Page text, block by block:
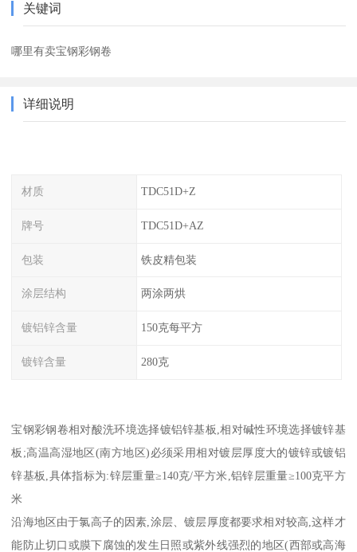
关键词
哪里有卖宝钢彩钢卷
详细说明
材质 TDC51D+Z
牌号 TDC51D+AZ
包装 铁皮精包装
涂层结构 两涂两烘
镀铝锌含量 150克每平方
镀锌含量 280克
宝钢彩钢卷相对酸洗环境选择镀铝锌基板,相对碱性环境选择镀锌基
板;高温高湿地区(南方地区)必须采用相对镀层厚度大的镀锌或镀铝
锌基板,具体指标为:锌层重量≥140克/平方米,铝锌层重量≥100克平方
米
沿海地区由于氯高子的因素,涂层、镀层厚度都要求相对较高,这样才
能防止切口或膜下腐蚀的发生日照或紫外线强烈的地区(西部或高海